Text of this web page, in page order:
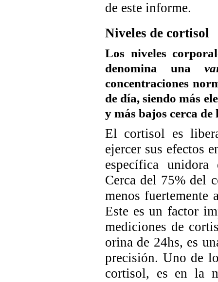
de este informe.
Niveles de cortisol
Los niveles
denomina una
concentraciones
de día, siendo más
y más bajos cerca
El cortisol es
ejercer sus efectos
específica unidora
Cerca del 75% del
menos
Este es un factor
mediciones de
orina de 24hs, es
precisión. Uno de
cortisol, es en la